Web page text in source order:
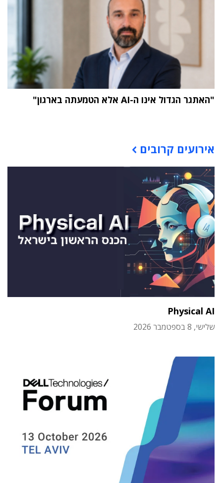
"האתגר הגדול אינו ה-AI אלא הטמעתה בארגון"
אירועים קרובים
Physical AI
שלישי, 8 בספטמבר 2026